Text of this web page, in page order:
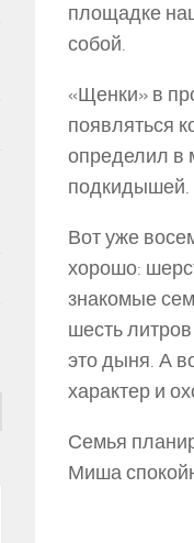
площадке
собой.
«Щенки» в
появляться
определил в
подкидышей.
Вот уже
хорошо:
знакомые
шесть
это дыня. А
характер и
Семья
Миша